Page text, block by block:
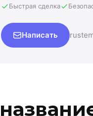
Быстрая сделка
Написать